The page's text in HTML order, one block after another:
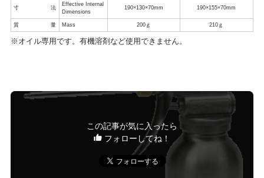
寸法
Effective Internal
Dimensions
190×130×70mm 190×155×70mm
質量 Mass 200ｇ 210ｇ
※オイル専用です。有機溶剤など使用できません。
この記事が気に入ったら
フォローしてね！